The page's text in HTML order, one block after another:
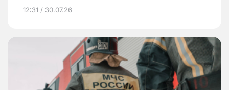
12:31 / 30.07.26